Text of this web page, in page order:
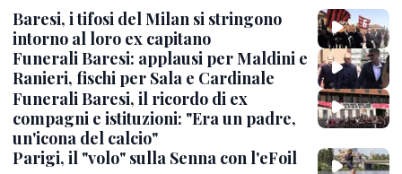
Baresi, i tifosi del Milan si stringono
intorno al loro ex capitano
Funerali Baresi: applausi per Maldini e
Ranieri, fischi per Sala e Cardinale
Funerali Baresi, il ricordo di ex
compagni e istituzioni: "Era un padre,
un'icona del calcio"
Parigi, il "volo" sulla Senna con l'eFoil